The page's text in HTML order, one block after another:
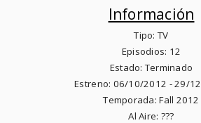
Información
Tipo: TV
Episodios: 12
Estado: Terminado
Estreno: 06/10/2012 - 29/
Temporada: Fall 2012
Al Aire: ???